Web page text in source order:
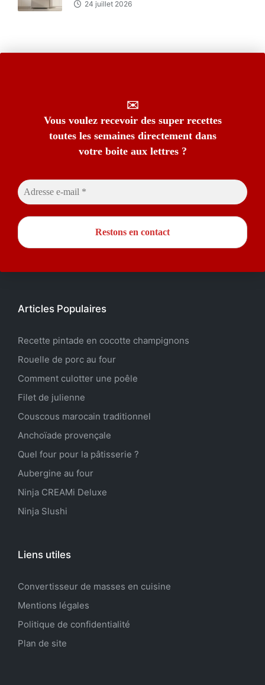
24 juillet 2026
✉️
Vous voulez recevoir des super recettes
toutes les semaines directement dans
votre boite aux lettres ?
Articles Populaires
Recette pintade en cocotte champignons
Rouelle de porc au four
Comment culotter une poêle
Filet de julienne
Couscous marocain traditionnel
Anchoïade provençale
Quel four pour la pâtisserie ?
Aubergine au four
Ninja CREAMi Deluxe
Ninja Slushi
Liens utiles
Convertisseur de masses en cuisine
Mentions légales
Politique de confidentialité
Plan de site